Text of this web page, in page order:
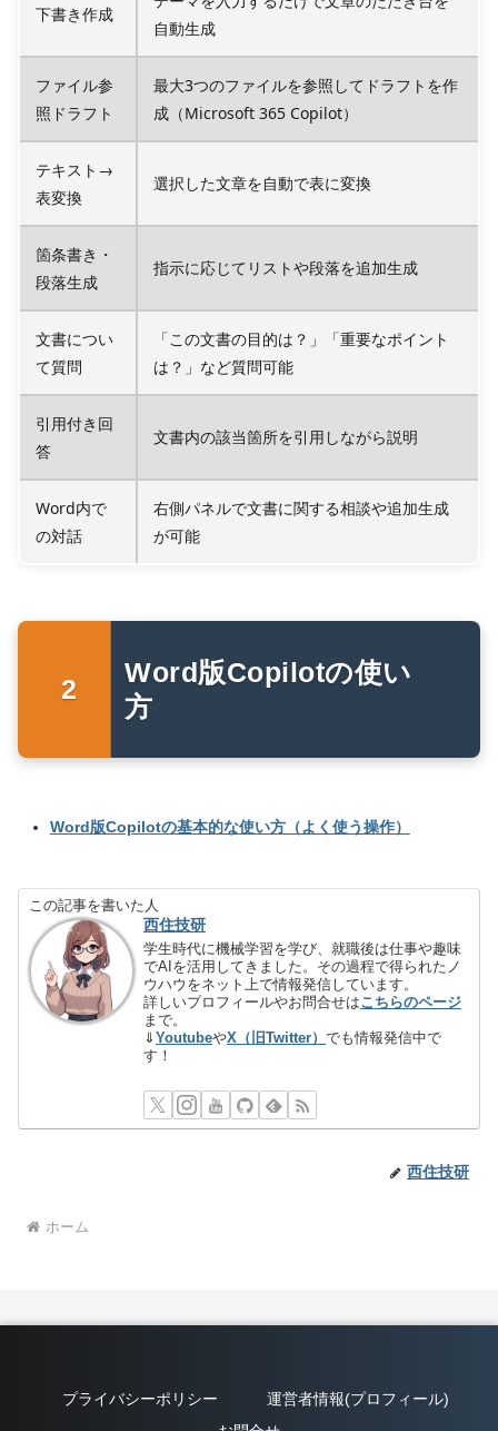
下書き作成
自動生成
ファイル参
照ドラフト
最大3つのファイルを参照してドラフトを作
成（Microsoft 365 Copilot）
テキスト→
表変換
選択した文章を自動で表に変換
箇条書き・
段落生成
指示に応じてリストや段落を追加生成
文書につい
て質問
「この文書の目的は？」「重要なポイント
は？」など質問可能
引用付き回
答
文書内の該当箇所を引用しながら説明
Word内で
の対話
右側パネルで文書に関する相談や追加生成
が可能
Word版Copilotの使い
方
Word版Copilotの基本的な使い方（よく使う操作）
この記事を書いた人
西住技研
学生時代に機械学習を学び、就職後は仕事や趣味
でAIを活用してきました。その過程で得られたノ
ウハウをネット上で情報発信しています。
詳しいプロフィールやお問合せはこちらのページ
まで。
⇓ YoutubeやX（旧Twitter）でも情報発信中で
す！
西住技研
ホーム
プライバシーポリシー
運営者情報(プロフィール)